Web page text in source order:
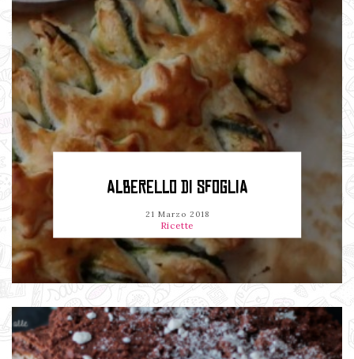
ALBERELLO DI SFOGLIA
21 Marzo 2018
Ricette